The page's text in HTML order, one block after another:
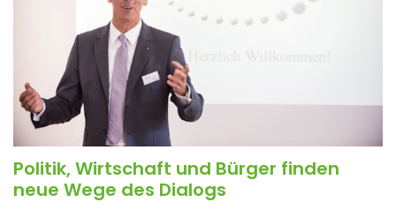
Politik, Wirtschaft und Bürger finden
neue Wege des Dialogs